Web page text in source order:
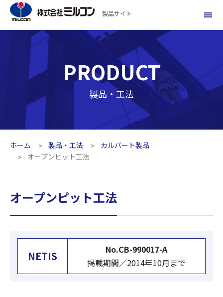
製品サイト
PRODUCT
製品・工法
ホーム 製品・工法
カルバート製品
オープンピット工法
オープンピット工法
NETIS
No.CB-990017-A
掲載期間／2014年10月まで